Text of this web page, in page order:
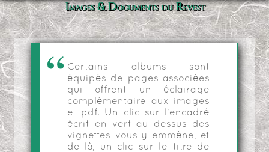
Images & Documents du Revest
Certains albums sont
équipés de pages associées
qui offrent un éclairage
complémentaire aux images
et pdf. Un clic sur l'encadré
écrit en vert au dessus des
vignettes vous y emmène, et
de là, un clic sur le titre de